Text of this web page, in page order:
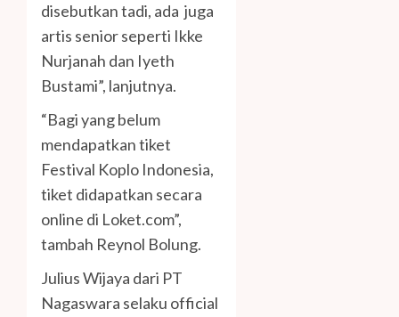
disebutkan tadi, ada juga
artis senior seperti Ikke
Nurjanah dan Iyeth
Bustami”, lanjutnya.
“Bagi yang belum
mendapatkan tiket
Festival Koplo Indonesia,
tiket didapatkan secara
online di Loket.com”,
tambah Reynol Bolung.
Julius Wijaya dari PT
Nagaswara selaku official